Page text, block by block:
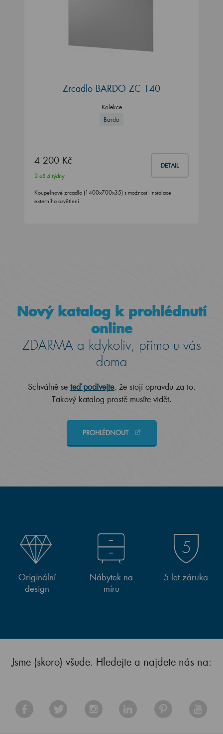
Zrcadlo BARDO ZC 140
Kolekce
Bardo
4 200 Kč DETAIL
2 až 4 týdny
Koupelnové zrcadlo (1400x700x35) s možností instalace
externího osvětlení
Nový katalog k prohlédnutí
online
ZDARMA a kdykoliv, přímo u vás
doma
Schválně se teď podívejte, že stojí opravdu za to.
Takový katalog prostě musíte vidět.
PROHLÉDNOUT
Originální
design
Nábytek na
míru
5 let záruka
Jsme (skoro) všude. Hledejte a najdete nás na: